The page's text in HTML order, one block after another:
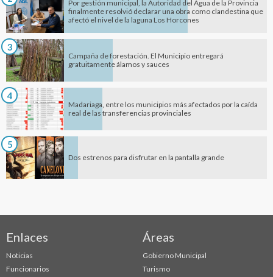
Por gestión municipal, la Autoridad del Agua de la Provincia
finalmente resolvió declarar una obra como clandestina que
afectó el nivel de la laguna Los Horcones
3
Campaña de forestación. El Municipio entregará
gratuitamente álamos y sauces
4
Madariaga, entre los municipios más afectados por la caída
real de las transferencias provinciales
5
Dos estrenos para disfrutar en la pantalla grande
Enlaces
Noticias
Funcionarios
Áreas
Gobierno Municipal
Turismo